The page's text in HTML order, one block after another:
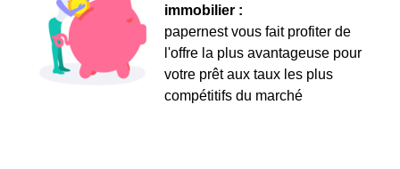
immobilier :
papernest vous fait profiter de
l'offre la plus avantageuse pour
votre prêt aux taux les plus
compétitifs du marché